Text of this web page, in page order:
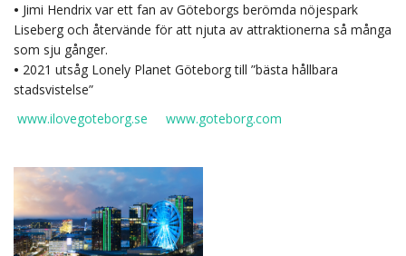
• Jimi Hendrix var ett fan av Göteborgs berömda nöjespark
Liseberg och återvände för att njuta av attraktionerna så många
som sju gånger.
• 2021 utsåg Lonely Planet Göteborg till ”bästa hållbara
stadsvistelse”
www.ilovegoteborg.se
www.goteborg.com